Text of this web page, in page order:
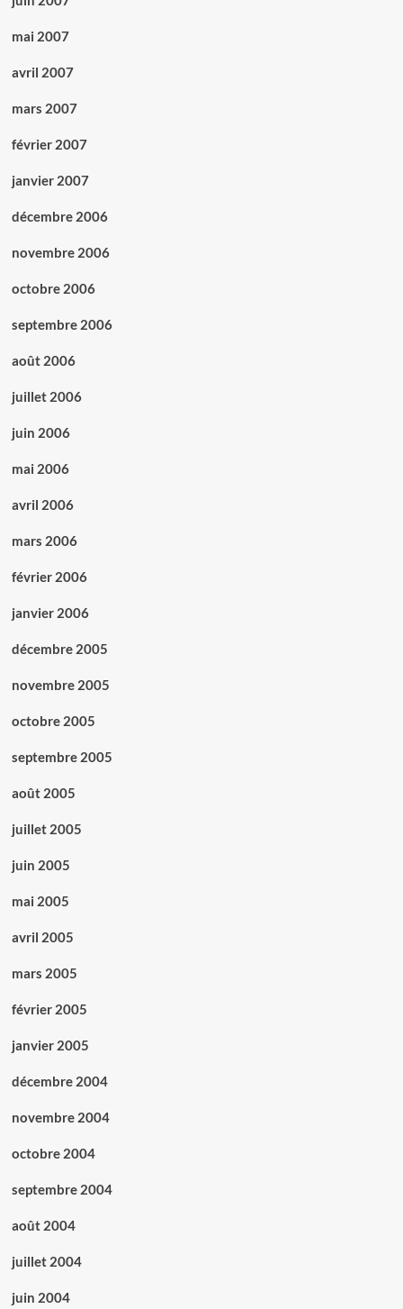
mai 2007
avril 2007
mars 2007
février 2007
janvier 2007
décembre 2006
novembre 2006
octobre 2006
septembre 2006
août 2006
juillet 2006
juin 2006
mai 2006
avril 2006
mars 2006
février 2006
janvier 2006
décembre 2005
novembre 2005
octobre 2005
septembre 2005
août 2005
juillet 2005
juin 2005
mai 2005
avril 2005
mars 2005
février 2005
janvier 2005
décembre 2004
novembre 2004
octobre 2004
septembre 2004
août 2004
juillet 2004
juin 2004